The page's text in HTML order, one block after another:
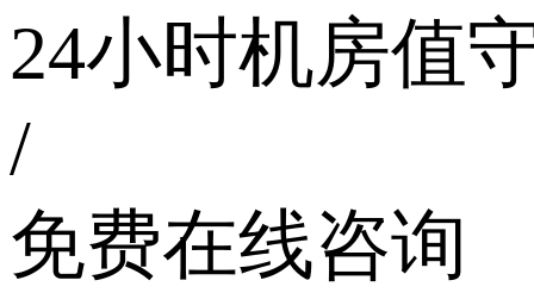
24小时机房值
/
免费在线咨询